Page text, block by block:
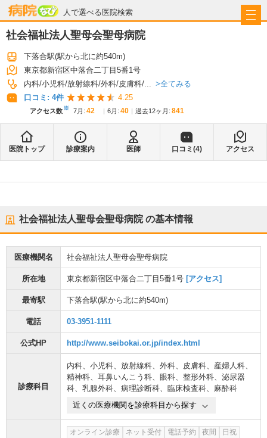
人で選べる医院検索
病院なび
社会福祉法人聖母会聖母病院
下落合駅(駅から北に約540m)
東京都新宿区中落合二丁目5番1号
内科 小児科 放射線科 外科 皮膚科 ...
全てみる
口コミ: 4件 4.25
アクセス数※ 7月 : 42 6月 : 40 過去12ヶ月: 841
医院トップ 診療案内 医師 口コミ(4) アクセス
社会福祉法人聖母会聖母病院の基本情報
医療機関名 社会福祉法人聖母会聖母病院
所在地 東京都新宿区中落合二丁目5番1号 [アクセス]
最寄駅 下落合駅(駅から北に約540m)
電話 03-3951-1111
公式HP http://www.seibokai.or.jp/index.html
診療科目
内科、 小児科、 放射線科、 外科、 皮膚科、 産婦人科、
精神科、 耳鼻いんこう科、 眼科、 整形外科、 泌尿器
科、 乳腺外科、 病理診断科、 臨床検査科、 麻酔科
近くの医療機関を診療科目から探す
オンライン診療 ネット受付 電話予約 夜間
日祝